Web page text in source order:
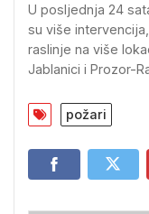
U posljednja 24
su više
raslinje na više
Jablanici i Prozor-
požari